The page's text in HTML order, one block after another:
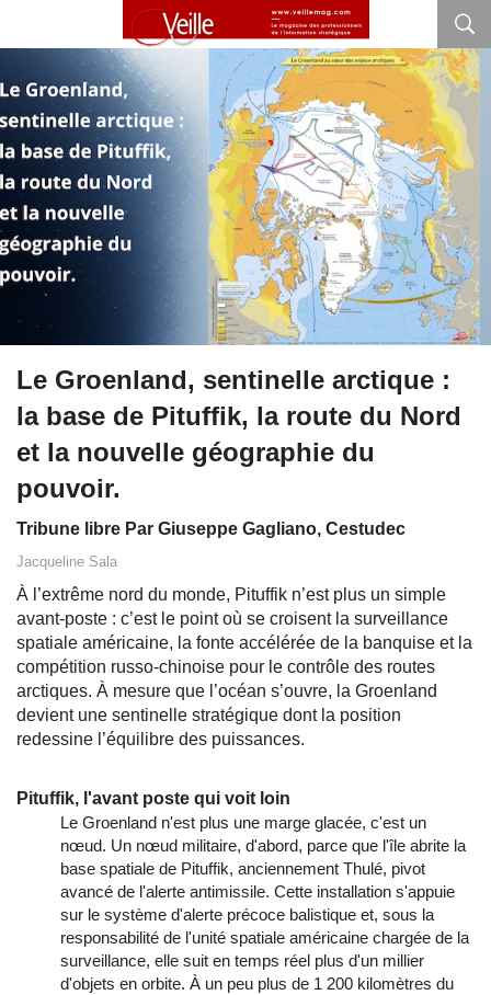
Le Groenland, sentinelle arctique :
la base de Pituffik, la route du Nord
et la nouvelle géographie du
pouvoir.
Tribune libre Par Giuseppe Gagliano, Cestudec
Jacqueline Sala
À l’extrême nord du monde, Pituffik n’est plus un simple
avant‑poste : c’est le point où se croisent la surveillance
spatiale américaine, la fonte accélérée de la banquise et la
compétition russo‑chinoise pour le contrôle des routes
arctiques. À mesure que l’océan s’ouvre, la Groenland
devient une sentinelle stratégique dont la position
redessine l’équilibre des puissances.
Pituffik, l'avant poste qui voit loin
Le Groenland n'est plus une marge glacée, c'est un
nœud. Un nœud militaire, d'abord, parce que l'île abrite la
base spatiale de Pituffik, anciennement Thulé, pivot
avancé de l'alerte antimissile. Cette installation s'appuie
sur le système d'alerte précoce balistique et, sous la
responsabilité de l'unité spatiale américaine chargée de la
surveillance, elle suit en temps réel plus d'un millier
d'objets en orbite. À un peu plus de 1 200 kilomètres du